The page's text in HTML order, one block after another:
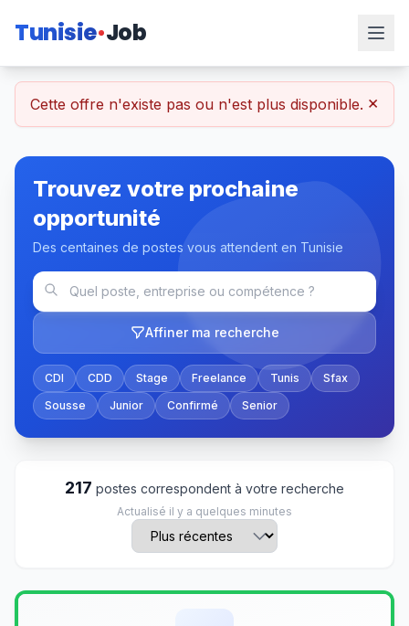
Tunisie Job
Cette offre n'existe pas ou n'est plus disponible. ×
Trouvez votre prochaine
opportunité
Des centaines de postes vous attendent en Tunisie
Affiner ma recherche
CDI CDD Stage Freelance Tunis
Sfax
Sousse
Junior Confirmé Senior
217 postes correspondent à votre recherche
Actualisé il y a quelques minutes